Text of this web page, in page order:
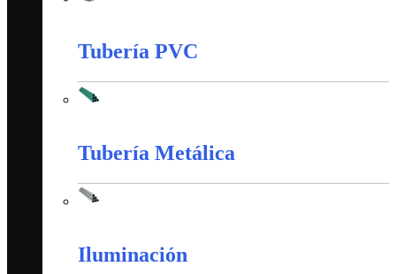
Tubería PVC
Tubería Metálica
Iluminación